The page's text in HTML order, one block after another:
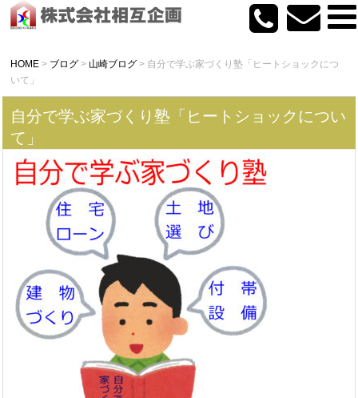
HOME > ブログ > 山崎ブログ > 自分で学ぶ家づくり塾「ヒートショックにつ
いて」
自分で学ぶ家づくり塾「ヒートショックについ
て」